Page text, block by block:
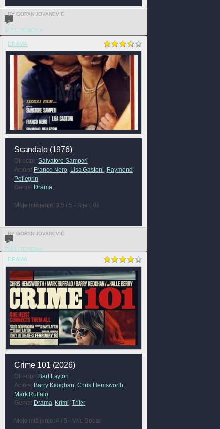
BY GORAN JOVANOVIĆ
0
FULL REVIEW »
DRAMA
Scandalo (1976)
Director: Salvatore Samperi
Actors: Franco Nero, Lisa Gastoni, Raymond
Pellegrin
Genre: Drama
Moje mišljenje: 3.5 / 5 - Nije Loš
BY GORAN JOVANOVIĆ
0
FULL REVIEW »
DRAMA
Crime 101 (2026)
Director: Bart Layton
Actors: Barry Keoghan, Chris Hemsworth,
Mark Ruffalo
Genre: Drama, Krimi, Triler
Moje mišljenje: 4 / 5 - Vrlo Dobar